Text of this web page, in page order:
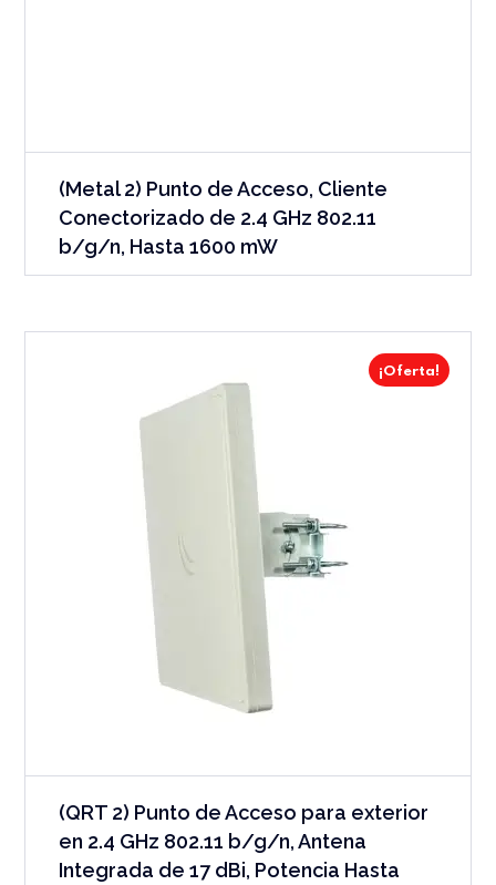
(Metal 2) Punto de Acceso, Cliente
Conectorizado de 2.4 GHz 802.11
b/g/n, Hasta 1600 mW
¡Oferta!
(QRT 2) Punto de Acceso para exterior
en 2.4 GHz 802.11 b/g/n, Antena
Integrada de 17 dBi, Potencia Hasta